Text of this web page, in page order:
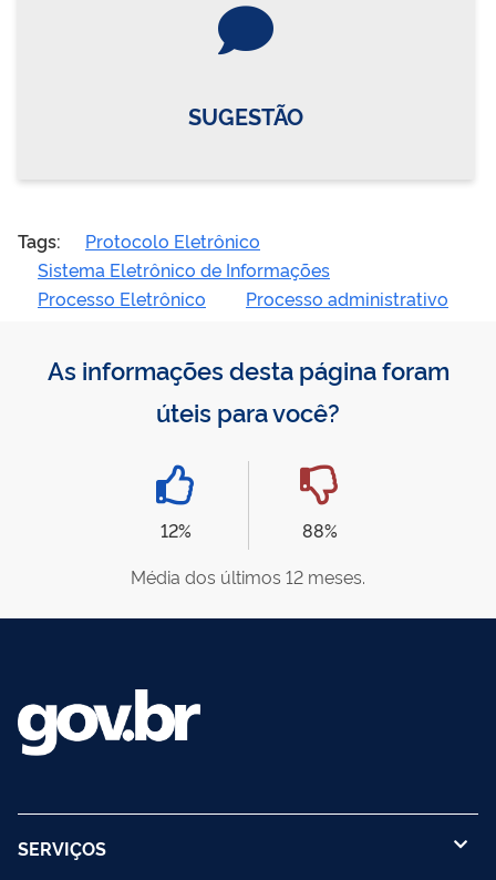
SUGESTÃO
Tags:
Protocolo Eletrônico
Sistema Eletrônico de Informações
Processo Eletrônico
Processo administrativo
As informações desta página foram
úteis para você?
12%
88%
Média dos últimos 12 meses.
SERVIÇOS